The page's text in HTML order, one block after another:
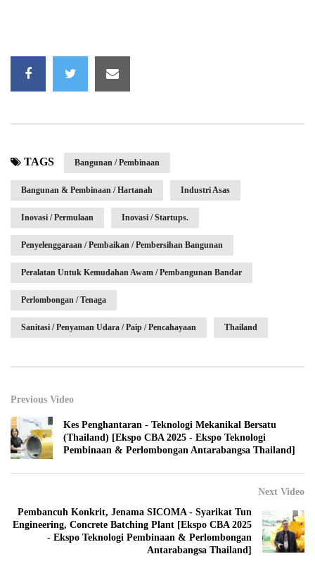
TAGS Bangunan / Pembinaan
Bangunan & Pembinaan / Hartanah Industri Asas
Inovasi / Permulaan Inovasi / Startups.
Penyelenggaraan / Pembaikan / Pembersihan Bangunan
Peralatan Untuk Kemudahan Awam / Pembangunan Bandar
Perlombongan / Tenaga
Sanitasi / Penyaman Udara / Paip / Pencahayaan Thailand
Previous Video
Kes Penghantaran - Teknologi Mekanikal Bersatu
(Thailand) [Ekspo CBA 2025 - Ekspo Teknologi
Pembinaan & Perlombongan Antarabangsa Thailand]
Next Video
Pembancuh Konkrit, Jenama SICOMA - Syarikat Tun
Engineering, Concrete Batching Plant [Ekspo CBA 2025
- Ekspo Teknologi Pembinaan & Perlombongan
Antarabangsa Thailand]